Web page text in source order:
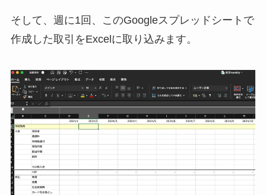
そして、週に1回、このGoogleスプレッドシートで
作成した取引をExcelに取り込みます。